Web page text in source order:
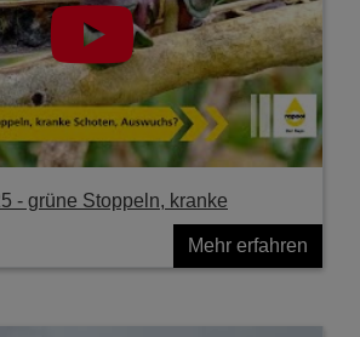
- grüne Stoppeln, kranke
Mehr erfahren